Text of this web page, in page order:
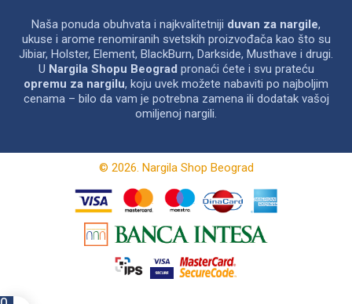
Naša ponuda obuhvata i najkvalitetniji duvan za nargile,
ukuse i arome renomiranih svetskih proizvođača kao što su
Jibiar, Holster, Element, BlackBurn, Darkside, Musthave i drugi.
U Nargila Shopu Beograd pronaći ćete i svu prateću
opremu za nargilu, koju uvek možete nabaviti po najboljim
cenama – bilo da vam je potrebna zamena ili dodatak vašoj
omiljenoj nargili.
© 2026. Nargila Shop Beograd